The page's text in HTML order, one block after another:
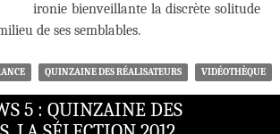
ironie bienveillante la discrète solitude
de ses semblables.
QUINZAINE DES RÉALISATEURS VIDÉOTHÈQUE
5 : QUINZAINE DES